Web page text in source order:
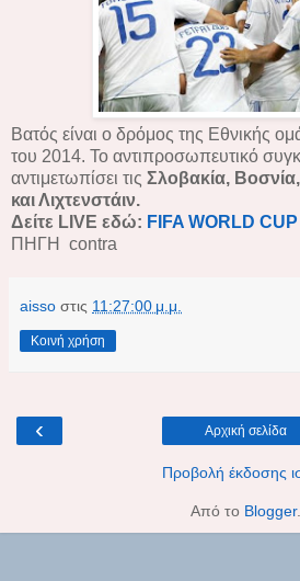
Βατός είναι ο δρόμος της Εθνικής
του 2014. Το αντιπροσωπευτικό
αντιμετωπίσει τις Σλοβακία, Βοσνία,
και Λιχτενστάιν.
Δείτε LIVE εδώ: FIFA WORLD
ΠΗΓΗ contra
aisso στις 11:27:00 μ.μ.
Κοινή χρήση
‹ Αρχική σελίδα
Προβολή έκδοσης
Από το Blogger.